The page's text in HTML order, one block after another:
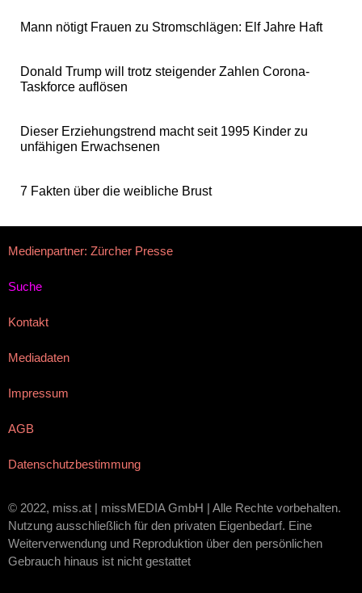
Mann nötigt Frauen zu Stromschlägen: Elf Jahre Haft
Donald Trump will trotz steigender Zahlen Corona-
Taskforce auflösen
Dieser Erziehungstrend macht seit 1995 Kinder zu
unfähigen Erwachsenen
7 Fakten über die weibliche Brust
Medienpartner: Zürcher Presse
Suche
Kontakt
Mediadaten
Impressum
AGB
Datenschutzbestimmung
© 2022, miss.at | missMEDIA GmbH | Alle Rechte vorbehalten.
Nutzung ausschließlich für den privaten Eigenbedarf. Eine
Weiterverwendung und Reproduktion über den persönlichen
Gebrauch hinaus ist nicht gestattet